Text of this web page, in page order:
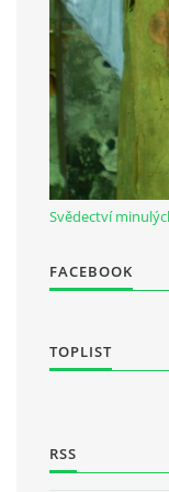
Občanská
Svědectví
FACEBOOK
TOPLIST
RSS